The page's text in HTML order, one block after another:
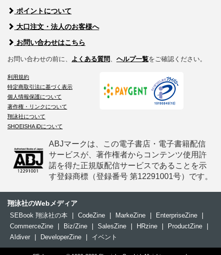
ポイントについて
大口注文・法人のお客様へ
お問い合わせはこちら
お問い合わせの前に、 よくある質問、 ヘルプ一覧をご確認ください。
利用規約
特定商取引法に基づく表示
個人情報保護について
著作権・リンクについて
翔泳社について
SHOEISHA iDについて
ABJマークは、この電子書店・電子書籍配信
サービスが、著作権者からコンテンツ使用許
諾を得た正規版配信サービスであることを示
す登録商標（登録番号 第12291001号）です。
翔泳社のWebメディア
SEBook 翔泳社の本 CodeZine MarkeZine EnterpriseZine
CommerceZine
Biz/Zine SalesZine HRzine ProductZine
AIdiver
DeveloperZine イベント